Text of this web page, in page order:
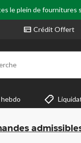
le plein de
Crédit Offert